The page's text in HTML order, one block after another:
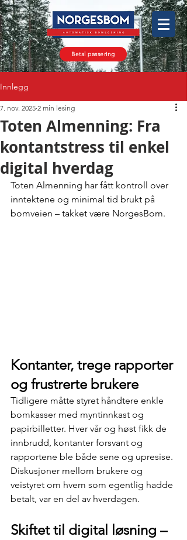
Betal passering
Innlegg
Toten Almenning: Fra
kontantstress til enkel
digital hverdag
7. nov. 2025 2 min lesing
Toten Almenning har fått kontroll over
inntektene og minimal tid brukt på
bomveien – takket være NorgesBom.
Kontanter, trege rapporter
og frustrerte brukere
Tidligere måtte styret håndtere enkle
bomkasser med myntinnkast og
papirbilletter. Hver vår og høst fikk de
innbrudd, kontanter forsvant og
rapportene ble både sene og upresise.
Diskusjoner mellom brukere og
veistyret om hvem som egentlig hadde
betalt, var en del av hverdagen.
Skiftet til digital løsning –